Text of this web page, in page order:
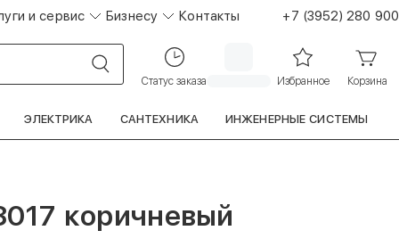
и сервис Бизнесу Контакты +7 (3952) 280 900
Статус заказа Избранное Корзина
ЭЛЕКТРИКА САНТЕХНИКА ИНЖЕНЕРНЫЕ СИСТЕМЫ
коричневый